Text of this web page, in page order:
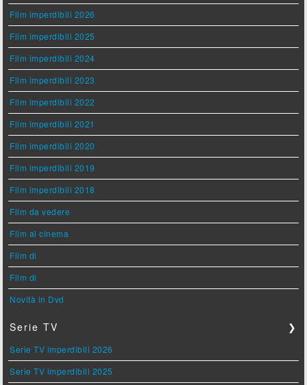
Film imperdibili 2026
Film imperdibili 2025
Film imperdibili 2024
Film imperdibili 2023
Film imperdibili 2022
Film imperdibili 2021
Film imperdibili 2020
Film imperdibili 2019
Film imperdibili 2018
Film da vedere
Film al cinema
Film di
Film di
Novità in Dvd
Serie TV ❯
Serie TV imperdibili 2026
Serie TV imperdibili 2025